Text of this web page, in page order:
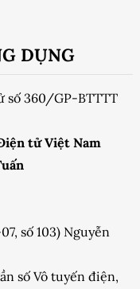
DỤNG
số 360/GP-BTTTT
tử Việt Nam
số 103) Nguyễn
số Vô tuyến điện,